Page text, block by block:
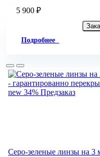
5 900 ₽
Подробнее
new 34% Предзаказ
Серо-зеленые линзы на 3